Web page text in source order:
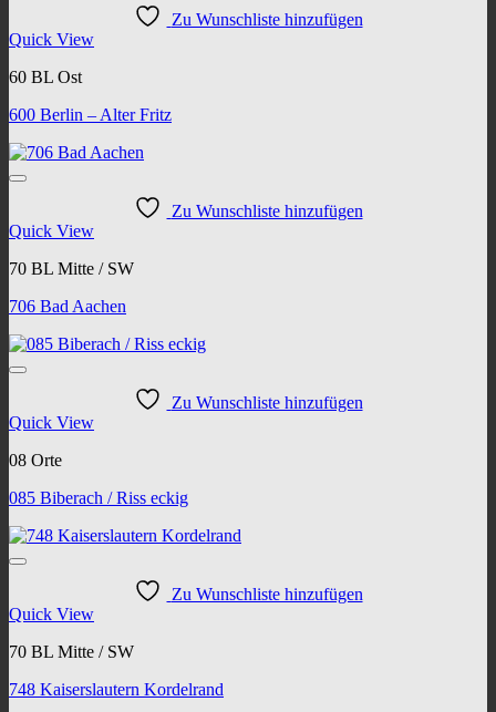
Zu Wunschliste hinzufügen
Quick View
60 BL Ost
600 Berlin – Alter Fritz
Zu Wunschliste hinzufügen
Quick View
70 BL Mitte / SW
706 Bad Aachen
Zu Wunschliste hinzufügen
Quick View
08 Orte
085 Biberach / Riss eckig
Zu Wunschliste hinzufügen
Quick View
70 BL Mitte / SW
748 Kaiserslautern Kordelrand